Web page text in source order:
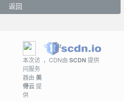
返回
本次访
问服务
器由 美
得云提
供
，CDN由SCDN 提供